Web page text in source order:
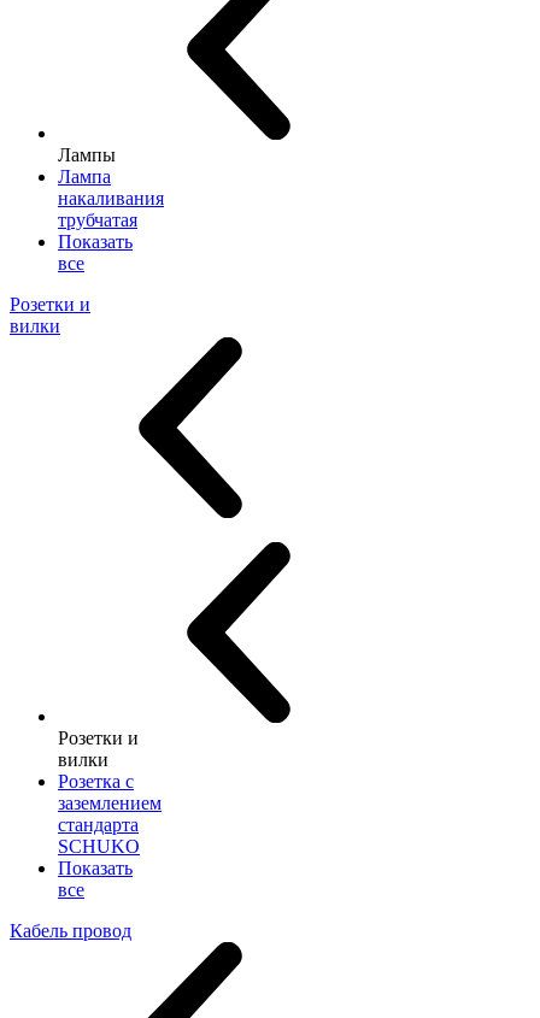
Лампы
Лампа
накаливания
трубчатая
Показать
все
Розетки и
вилки
Розетки и
вилки
Розетка с
заземлением
стандарта
SCHUKO
Показать
все
Кабель провод